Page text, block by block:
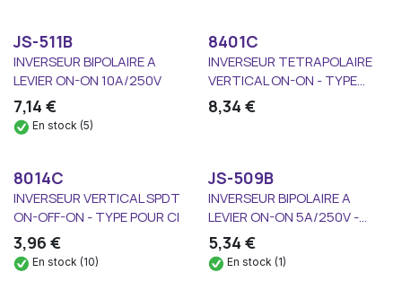
JS-511B
INVERSEUR BIPOLAIRE A
LEVIER ON-ON 10A/250V
7,14 €
En stock (5)
8401C
INVERSEUR TETRAPOLAIRE
VERTICAL ON-ON - TYPE...
8,34 €
8014C
INVERSEUR VERTICAL SPDT
ON-OFF-ON - TYPE POUR CI
3,96 €
En stock (10)
JS-509B
INVERSEUR BIPOLAIRE A
LEVIER ON-ON 5A/250V -...
5,34 €
En stock (1)